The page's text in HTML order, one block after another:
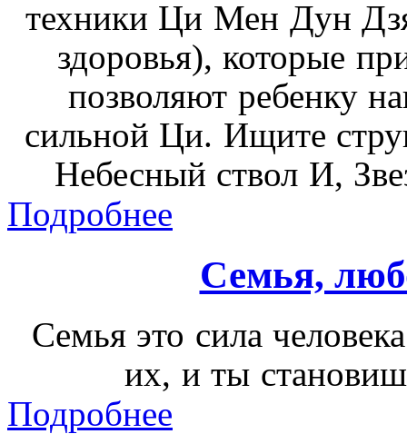
техники Ци Мен Дун
здоровья), которые
позволяют ребенку
сильной Ци. Ищите
Небесный ствол И,
Подробнее
Семья,
Семья это сила
их, и ты
Подробнее